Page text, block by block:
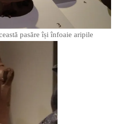
pasăre își înfoaie aripile